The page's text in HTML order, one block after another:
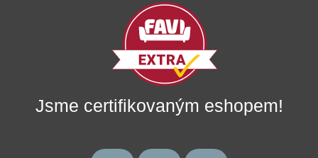
Jsme certifikovaným eshopem!